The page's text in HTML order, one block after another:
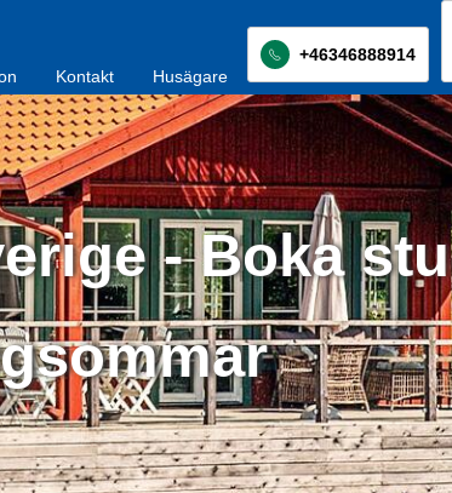
Kontakt Husägare
+46346888914
- Boka